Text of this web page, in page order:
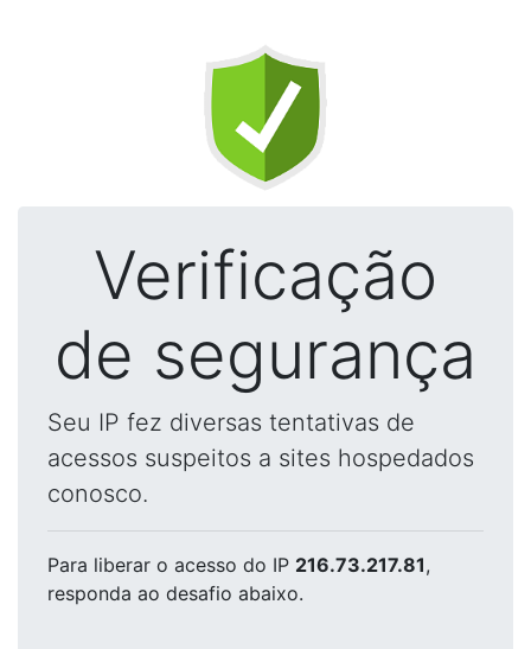
Verificação
de segurança
Seu IP fez diversas tentativas de
acessos suspeitos a sites hospedados
conosco.
Para liberar o acesso do IP 216.73.217.81,
responda ao desafio abaixo.